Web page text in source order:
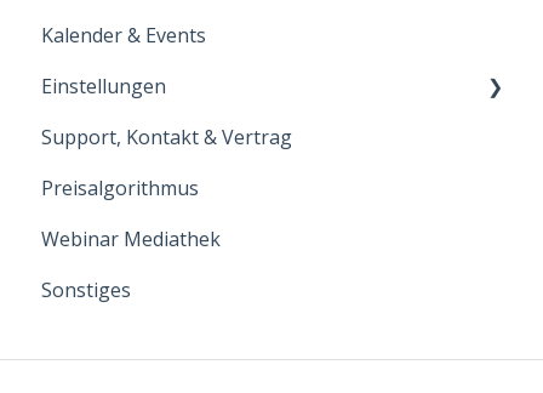
Kalender & Events
Einstellungen
Hoteldaten
Benutzer
Intergrationen
Zimmerkategorien
Support, Kontakt & Vertrag
Preisalgorithmus
Webinar Mediathek
Sonstiges